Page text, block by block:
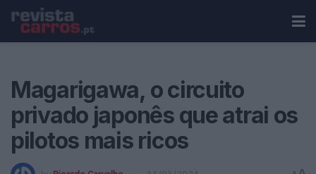
Magarigawa, o circuito
privado japonês que atrai os
pilotos mais ricos